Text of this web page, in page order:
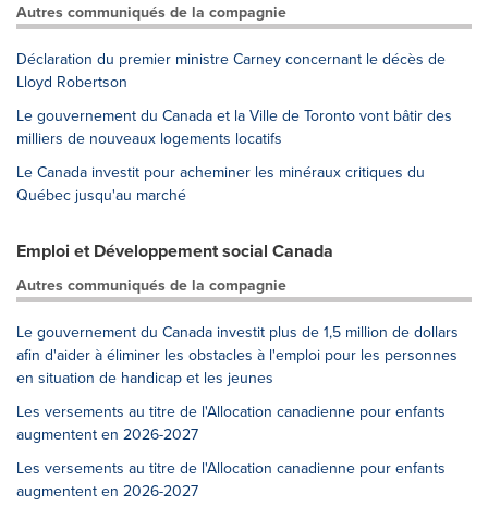
Autres communiqués de la compagnie
Déclaration du premier ministre Carney concernant le décès de
Lloyd Robertson
Le gouvernement du Canada et la Ville de Toronto vont bâtir des
milliers de nouveaux logements locatifs
Le Canada investit pour acheminer les minéraux critiques du
Québec jusqu'au marché
Emploi et Développement social Canada
Autres communiqués de la compagnie
Le gouvernement du Canada investit plus de 1,5 million de dollars
afin d'aider à éliminer les obstacles à l'emploi pour les personnes
en situation de handicap et les jeunes
Les versements au titre de l'Allocation canadienne pour enfants
augmentent en 2026-2027
Les versements au titre de l'Allocation canadienne pour enfants
augmentent en 2026-2027